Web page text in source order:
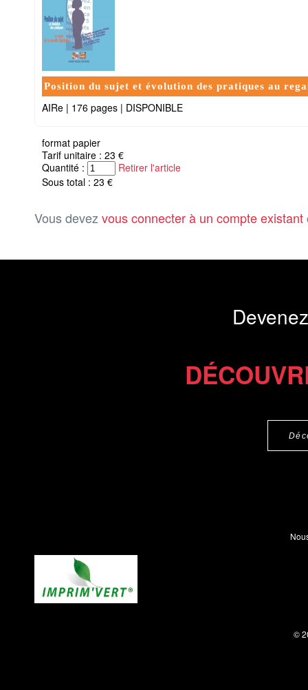
Position du sujet et évolution des pratiques au
AIRe | 176 pages | DISPONIBLE
format papier
Tarif unitaire : 23 €
Quantité :
Retirer l'article
Sous total : 23 €
Vous devez vous connecter à un compte existant
©